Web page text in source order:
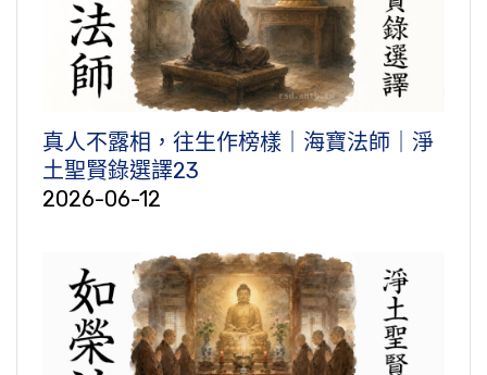
真人不露相，往生作榜樣｜海寶法師｜淨
土聖賢錄選譯23
2026-06-12